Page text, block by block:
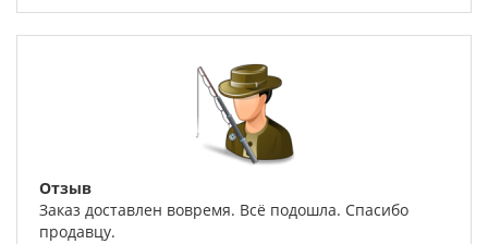
Отзыв
Заказ доставлен вовремя. Всё подошла. Спасибо
продавцу.